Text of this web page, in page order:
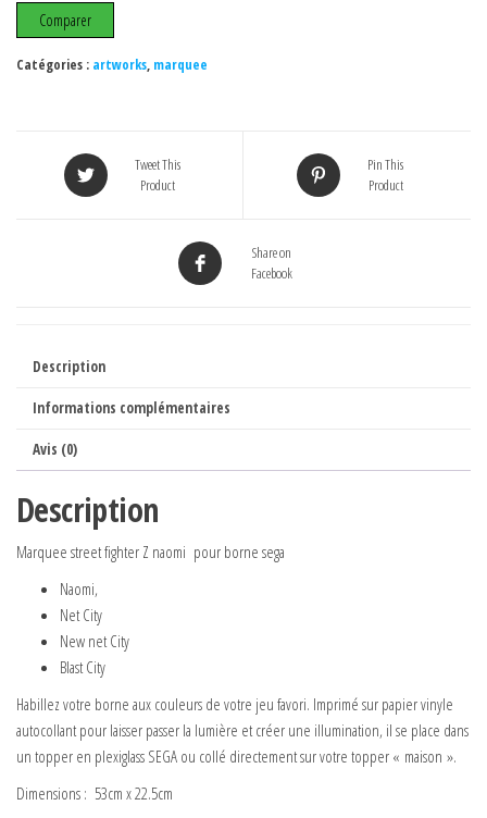
Z
naomi
Comparer
Catégories : artworks, marquee
Tweet This
Product
Pin This
Product
Share on
Facebook
Description
Informations complémentaires
Avis (0)
Description
Marquee street fighter Z naomi pour borne sega
Naomi,
Net City
New net City
Blast City
Habillez votre borne aux couleurs de votre jeu favori. Imprimé sur papier vinyle
autocollant pour laisser passer la lumière et créer une illumination, il se place dans
un topper en plexiglass SEGA ou collé directement sur votre topper « maison ».
Dimensions : 53cm x 22.5cm